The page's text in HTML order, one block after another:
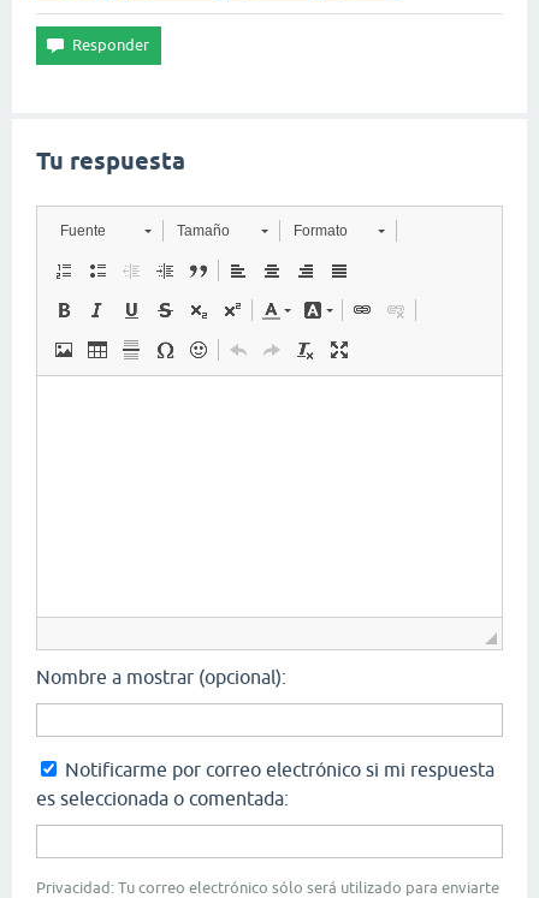
Tu respuesta
Fuente Tamaño Formato
Nombre a mostrar (opcional):
Notificarme por correo electrónico si mi respuesta
es seleccionada o comentada:
Privacidad: Tu correo electrónico sólo será utilizado para enviarte